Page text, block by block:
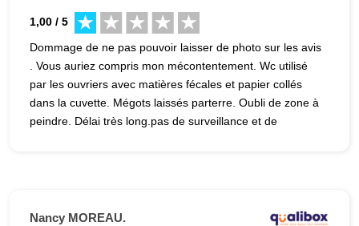
1,00 / 5
Dommage de ne pas pouvoir laisser de photo sur les avis
. Vous auriez compris mon mécontentement. Wc utilisé
par les ouvriers avec matières fécales et papier collés
dans la cuvette. Mégots laissés parterre. Oubli de zone à
peindre. Délai très long.pas de surveillance et de
Nancy MOREAU.